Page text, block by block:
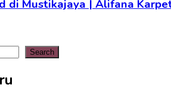
di Mustikajaya | Alifana
Search